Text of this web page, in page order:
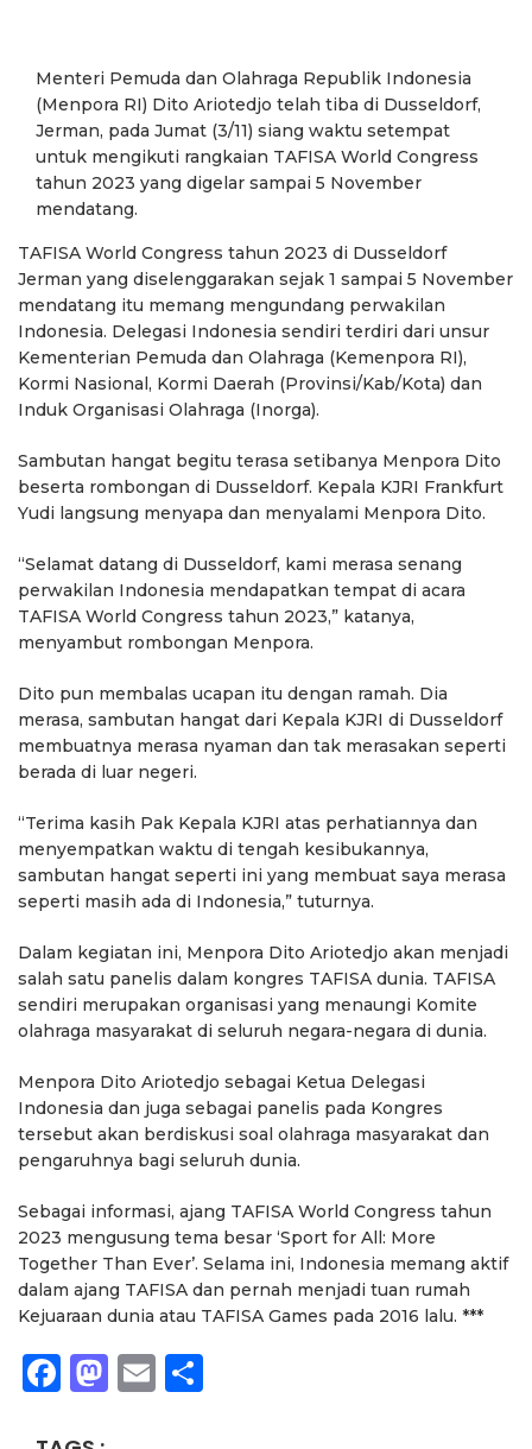
Menteri Pemuda dan Olahraga Republik Indonesia
(Menpora RI) Dito Ariotedjo telah tiba di Dusseldorf,
Jerman, pada Jumat (3/11) siang waktu setempat
untuk mengikuti rangkaian TAFISA World Congress
tahun 2023 yang digelar sampai 5 November
mendatang.
TAFISA World Congress tahun 2023 di Dusseldorf
Jerman yang diselenggarakan sejak 1 sampai 5 November
mendatang itu memang mengundang perwakilan
Indonesia. Delegasi Indonesia sendiri terdiri dari unsur
Kementerian Pemuda dan Olahraga (Kemenpora RI),
Kormi Nasional, Kormi Daerah (Provinsi/Kab/Kota) dan
Induk Organisasi Olahraga (Inorga).
Sambutan hangat begitu terasa setibanya Menpora Dito
beserta rombongan di Dusseldorf. Kepala KJRI Frankfurt
Yudi langsung menyapa dan menyalami Menpora Dito.
“Selamat datang di Dusseldorf, kami merasa senang
perwakilan Indonesia mendapatkan tempat di acara
TAFISA World Congress tahun 2023,” katanya,
menyambut rombongan Menpora.
Dito pun membalas ucapan itu dengan ramah. Dia
merasa, sambutan hangat dari Kepala KJRI di Dusseldorf
membuatnya merasa nyaman dan tak merasakan seperti
berada di luar negeri.
“Terima kasih Pak Kepala KJRI atas perhatiannya dan
menyempatkan waktu di tengah kesibukannya,
sambutan hangat seperti ini yang membuat saya merasa
seperti masih ada di Indonesia,” tuturnya.
Dalam kegiatan ini, Menpora Dito Ariotedjo akan menjadi
salah satu panelis dalam kongres TAFISA dunia. TAFISA
sendiri merupakan organisasi yang menaungi Komite
olahraga masyarakat di seluruh negara-negara di dunia.
Menpora Dito Ariotedjo sebagai Ketua Delegasi
Indonesia dan juga sebagai panelis pada Kongres
tersebut akan berdiskusi soal olahraga masyarakat dan
pengaruhnya bagi seluruh dunia.
Sebagai informasi, ajang TAFISA World Congress tahun
2023 mengusung tema besar ‘Sport for All: More
Together Than Ever’. Selama ini, Indonesia memang aktif
dalam ajang TAFISA dan pernah menjadi tuan rumah
Kejuaraan dunia atau TAFISA Games pada 2016 lalu. ***
Facebook
Mastodon
Email